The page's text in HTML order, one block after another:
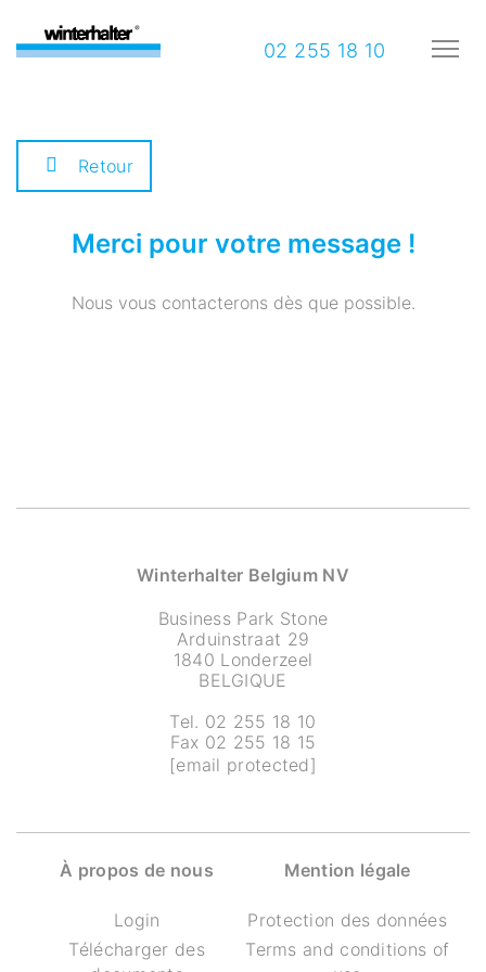
02 255 18 10
Retour
Merci pour votre message !
Nous vous contacterons dès que possible.
Winterhalter Belgium NV
Business Park Stone
Arduinstraat 29
1840 Londerzeel
BELGIQUE
Tel. 02 255 18 10
Fax 02 255 18 15
[email protected]
À propos de nous
Login
Télécharger des
Mention légale
Protection des données
Terms and conditions of